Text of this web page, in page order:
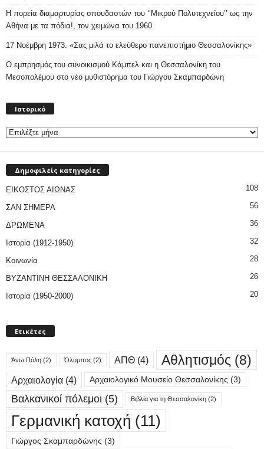
Η πορεία διαμαρτυρίας σπουδαστών του ‘’Μικρού Πολυτεχνείου’’ ως την
Αθήνα με τα πόδια!, τον χειμώνα του 1960
17 Νοέμβρη 1973. «Σας μιλά το ελεύθερο πανεπιστήμιο Θεσσαλονίκης»
Ο εμπρησμός του συνοικισμού Κάμπελ και η Θεσσαλονίκη του
Μεσοπολέμου στο νέο μυθιστόρημα του Γιώργου Σκαμπαρδώνη
Ιστορικό
Δημοφιλείς κατηγορίες
ΕΙΚΟΣΤΟΣ ΑΙΩΝΑΣ 108
ΣΑΝ ΣΗΜΕΡΑ 56
ΔΡΩΜΕΝΑ 36
Ιστορία (1912-1950) 32
Κοινωνία 28
ΒΥΖΑΝΤΙΝΗ ΘΕΣΣΑΛΟΝΙΚΗ 26
Ιστορία (1950-2000) 20
Ετικέτες
Άνω Πόλη (2) Όλυμπος (2) ΑΠΘ (4) Αθλητισμός (8)
Αρχαιολογία (4) Αρχαιολογικό Μουσείο Θεσσαλονίκης (3)
Βαλκανικοί πόλεμοι (5) Βιβλία για τη Θεσσαλονίκη (2)
Γερμανική κατοχή (11)
Γιώργος Σκαμπαρδώνης (3)